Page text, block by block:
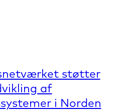
støtter
af
i Norden